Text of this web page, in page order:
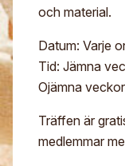
och material.
Datum: Varje
Tid: Jämna
Ojämna
Träffen är
medlemmar
för att
något